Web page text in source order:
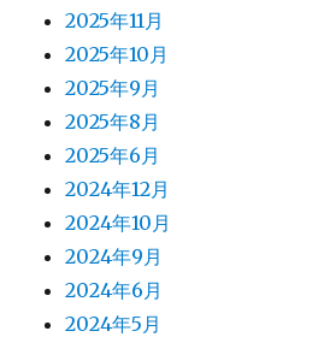
2025年11月
2025年10月
2025年9月
2025年8月
2025年6月
2024年12月
2024年10月
2024年9月
2024年6月
2024年5月